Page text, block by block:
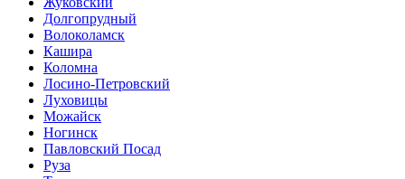
Долгопрудный
Волоколамск
Кашира
Коломна
Лосино-Петровский
Луховицы
Можайск
Ногинск
Павловский Посад
Руза